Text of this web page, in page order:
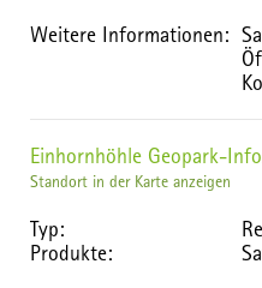
Weitere Informationen:
Einhornhöhle Geopark-
Standort in der Karte anzeigen
Typ:
Produkte: